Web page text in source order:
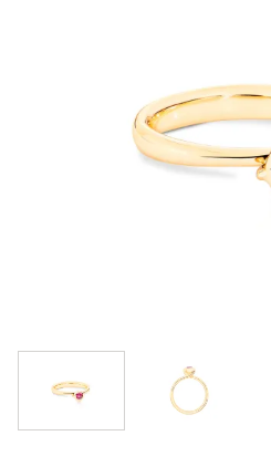
Neu bei Vogl: Uhren
Neu bei Vogl:
Rolex Certified Pre-